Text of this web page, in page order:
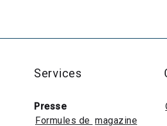
Services
Presse
Formules de magazine